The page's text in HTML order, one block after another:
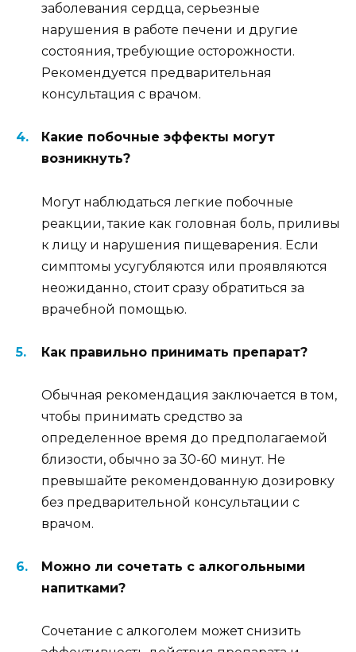
заболевания сердца, серьезные
нарушения в работе печени и другие
состояния, требующие осторожности.
Рекомендуется предварительная
консультация с врачом.
Какие побочные эффекты могут
возникнуть?
Могут наблюдаться легкие побочные
реакции, такие как головная боль, приливы
к лицу и нарушения пищеварения. Если
симптомы усугубляются или проявляются
неожиданно, стоит сразу обратиться за
врачебной помощью.
Как правильно принимать препарат?
Обычная рекомендация заключается в том,
чтобы принимать средство за
определенное время до предполагаемой
близости, обычно за 30-60 минут. Не
превышайте рекомендованную дозировку
без предварительной консультации с
врачом.
Можно ли сочетать с алкогольными
напитками?
Сочетание с алкоголем может снизить